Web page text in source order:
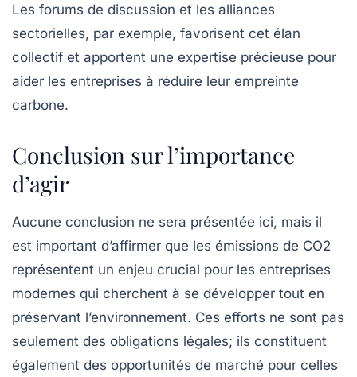
Les forums de discussion et les alliances
sectorielles, par exemple, favorisent cet élan
collectif et apportent une expertise précieuse pour
aider les entreprises à réduire leur empreinte
carbone.
Conclusion sur l’importance
d’agir
Aucune conclusion ne sera présentée ici, mais il
est important d’affirmer que les émissions de CO2
représentent un enjeu crucial pour les entreprises
modernes qui cherchent à se développer tout en
préservant l’environnement. Ces efforts ne sont pas
seulement des obligations légales; ils constituent
également des opportunités de marché pour celles